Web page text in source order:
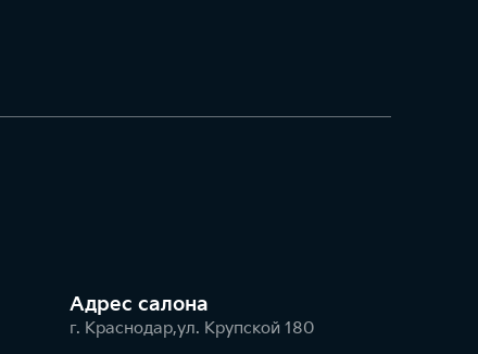
Адрес салонa
г. Краснодар,ул. Крупской 180